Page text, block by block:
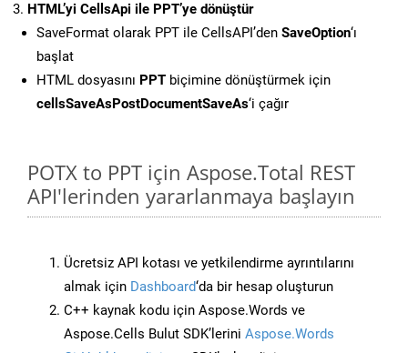
HTML’yi CellsApi ile PPT’ye dönüştür
SaveFormat olarak PPT ile CellsAPI’den SaveOption‘ı
başlat
HTML dosyasını PPT biçimine dönüştürmek için
cellsSaveAsPostDocumentSaveAs‘i çağır
POTX to PPT için Aspose.Total REST
API'lerinden yararlanmaya başlayın
Ücretsiz API kotası ve yetkilendirme ayrıntılarını
almak için Dashboard‘da bir hesap oluşturun
C++ kaynak kodu için Aspose.Words ve
Aspose.Cells Bulut SDK’lerini Aspose.Words